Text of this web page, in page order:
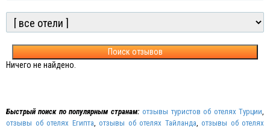
Поиск отзывов
Ничего не найдено.
Быстрый поиск по популярным странам: отзывы туристов об отелях Турции
отзывы об отелях Египта отзывы об отелях Тайланда отзывы об отелях